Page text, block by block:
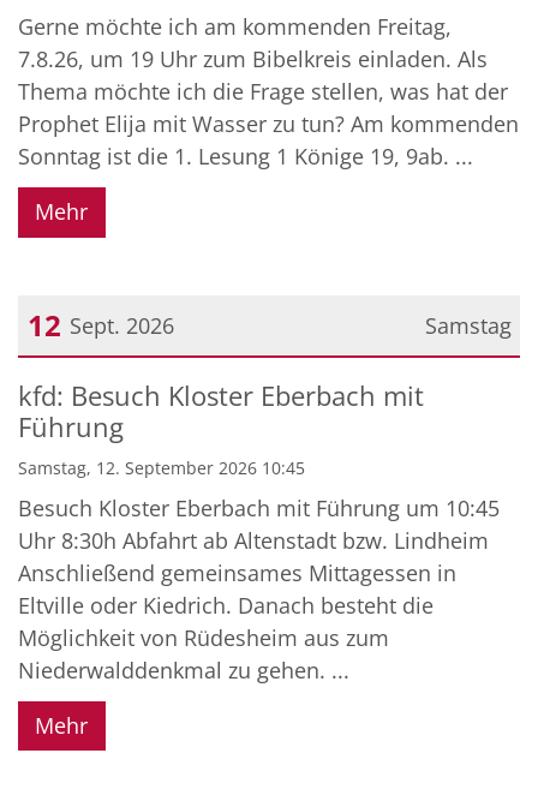
Gerne möchte ich am kommenden Freitag,
7.8.26, um 19 Uhr zum Bibelkreis einladen. Als
Thema möchte ich die Frage stellen, was hat der
Prophet Elija mit Wasser zu tun? Am kommenden
Sonntag ist die 1. Lesung 1 Könige 19, 9ab. ...
Mehr
Samstag
12 Sept. 2026
Datum: 12. September 2026
kfd: Besuch Kloster Eberbach mit
Führung
Samstag, 12. September 2026 10:45
Besuch Kloster Eberbach mit Führung um 10:45
Uhr 8:30h Abfahrt ab Altenstadt bzw. Lindheim
Anschließend gemeinsames Mittagessen in
Eltville oder Kiedrich. Danach besteht die
Möglichkeit von Rüdesheim aus zum
Niederwalddenkmal zu gehen. ...
Mehr